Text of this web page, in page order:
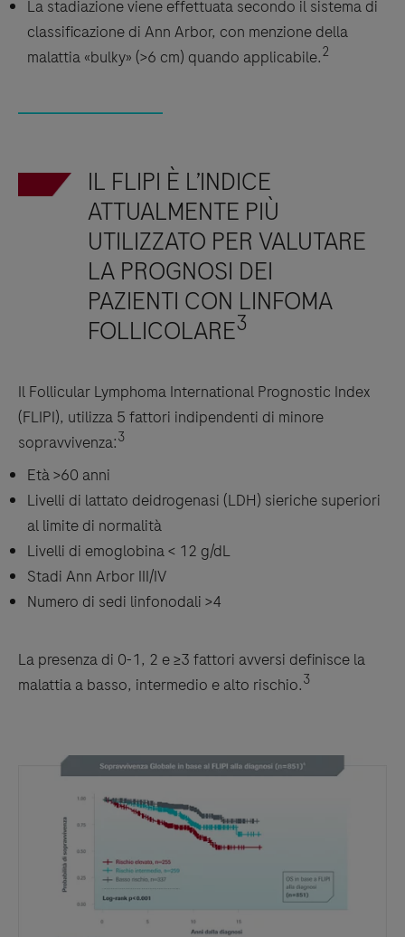
La stadiazione viene effettuata secondo il sistema di
classificazione di Ann Arbor, con menzione della
malattia «bulky» (>6 cm) quando applicabile.2
IL FLIPI È L’INDICE
ATTUALMENTE PIÙ
UTILIZZATO PER VALUTARE
LA PROGNOSI DEI
PAZIENTI CON LINFOMA
FOLLICOLARE3
Il Follicular Lymphoma International Prognostic Index
(FLIPI), utilizza 5 fattori indipendenti di minore
sopravvivenza:3
Età >60 anni
Livelli di lattato deidrogenasi (LDH) sieriche superiori
al limite di normalità
Livelli di emoglobina < 12 g/dL
Stadi Ann Arbor III/IV
Numero di sedi linfonodali >4
La presenza di 0-1, 2 e ≥3 fattori avversi definisce la
malattia a basso, intermedio e alto rischio.3